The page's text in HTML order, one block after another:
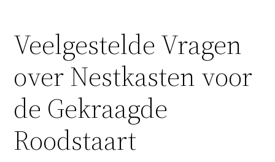
Veelgestelde Vragen
over Nestkasten voor
de Gekraagde
Roodstaart